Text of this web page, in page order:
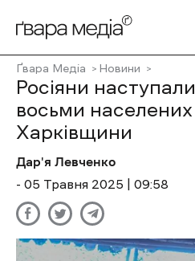
Ґвара Медіа Новини
Росіяни
восьми населених
Харківщини
Дар'я Левченко
- 05 Травня 2025 | 09:58